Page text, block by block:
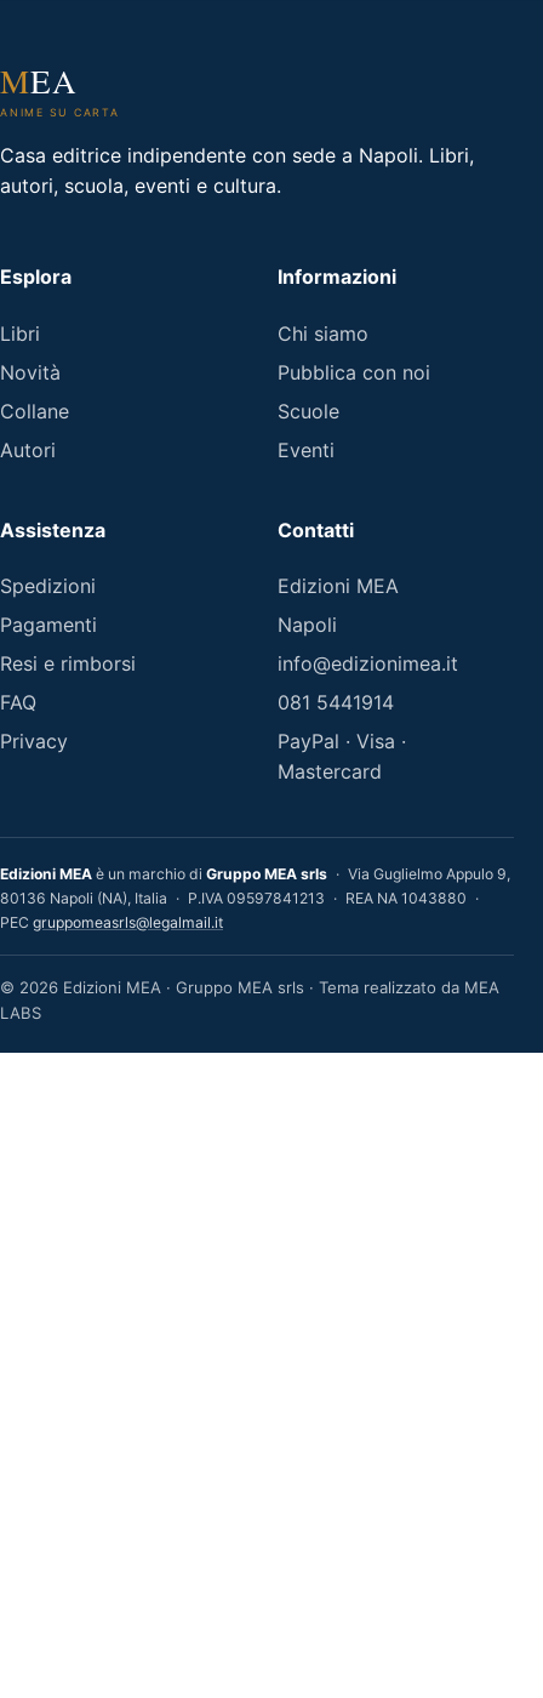
MEA
ANIME SU CARTA
Casa editrice indipendente con sede a Napoli. Libri,
autori, scuola, eventi e cultura.
Esplora
Libri
Novità
Collane
Autori
Informazioni
Chi siamo
Pubblica con noi
Scuole
Eventi
Assistenza
Spedizioni
Pagamenti
Resi e rimborsi
FAQ
Privacy
Contatti
Edizioni MEA
Napoli
info@edizionimea.it
081 5441914
PayPal · Visa ·
Mastercard
Edizioni MEA è un marchio di Gruppo MEA srls · Via Guglielmo Appulo 9,
80136 Napoli (NA), Italia · P.IVA 09597841213 · REA NA 1043880 ·
PEC gruppomeasrls@legalmail.it
© 2026 Edizioni MEA · Gruppo MEA srls · Tema realizzato da MEA
LABS